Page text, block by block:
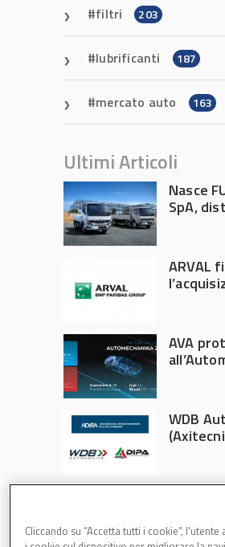
filtri 203
lubrificanti 187
mercato auto 163
Ultimi Articoli
Nasce
SpA,
ARVAL
AVA
WDB
Cliccando su “Accetta tutti i cookie”,